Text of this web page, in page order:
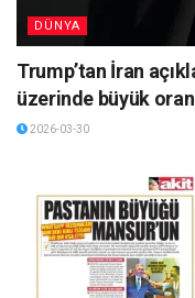
DÜNYA
Trump’tan İran
üzerinde büyük
2026-03-30